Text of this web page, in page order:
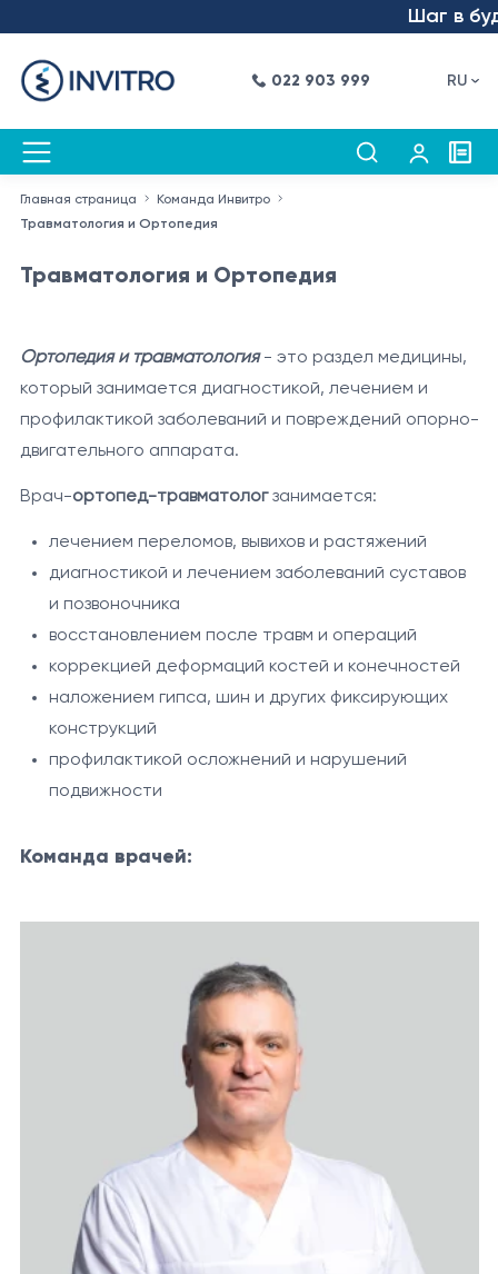
Шаг в
022 903 999 RU
Главная страница
Команда Инвитро
Травматология и Ортопедия
Травматология и Ортопедия
Ортопедия и травматология- это раздел медицины,
который занимается диагностикой, лечением и
профилактикой заболеваний и повреждений опорно-
двигательного аппарата.
Врач-ортопед-травматологзанимается:
лечением переломов, вывихов и растяжений
диагностикой и лечением заболеваний суставов
и позвоночника
восстановлением после травм и операций
коррекцией деформаций костей и конечностей
наложением гипса, шин и других фиксирующих
конструкций
профилактикой осложнений и нарушений
подвижности
Команда врачей: